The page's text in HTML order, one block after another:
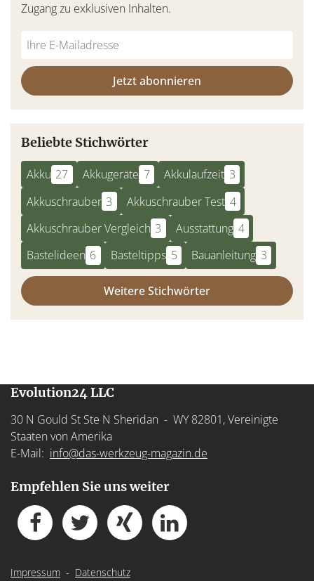
Zugang zu exklusiven Inhalten.
Jetzt abonnieren
Beliebte Stichwörter
Akku 27 Akkugeräte 7 Akkulaufzeit 3
Akkuschrauber 3 Akkuschrauber Test 4
Akkuschrauber Vergleich 3 Ausstattung 4
Bastelideen 6 Basteltipps 5 Bauanleitung 3
Weitere Stichwörter
Evolution24 LLC
30 N Gould St Ste N Sheridan - WY 82801, Vereinigte
Staaten von Amerika
E-Mail: info@das-werkzeug-magazin.de
Empfehlen Sie uns weiter
Impressum - Datenschutz